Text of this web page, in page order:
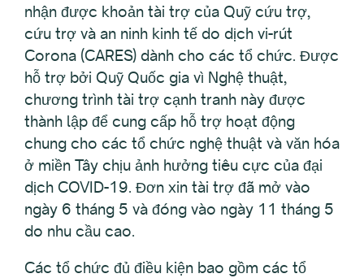
nhận được khoản tài trợ của Quỹ cứu trợ,
cứu trợ và an ninh kinh tế do dịch vi-rút
Corona (CARES) dành cho các tổ chức. Được
hỗ trợ bởi Quỹ Quốc gia vì Nghệ thuật,
chương trình tài trợ cạnh tranh này được
thành lập để cung cấp hỗ trợ hoạt động
chung cho các tổ chức nghệ thuật và văn hóa
ở miền Tây chịu ảnh hưởng tiêu cực của đại
dịch COVID-19. Đơn xin tài trợ đã mở vào
ngày 6 tháng 5 và đóng vào ngày 11 tháng 5
do nhu cầu cao.
Các tổ chức đủ điều kiện bao gồm các tổ